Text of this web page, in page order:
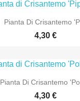
Pianta Di Crisantemo
4,30 €
Pianta Di Crisantemo
4,30 €